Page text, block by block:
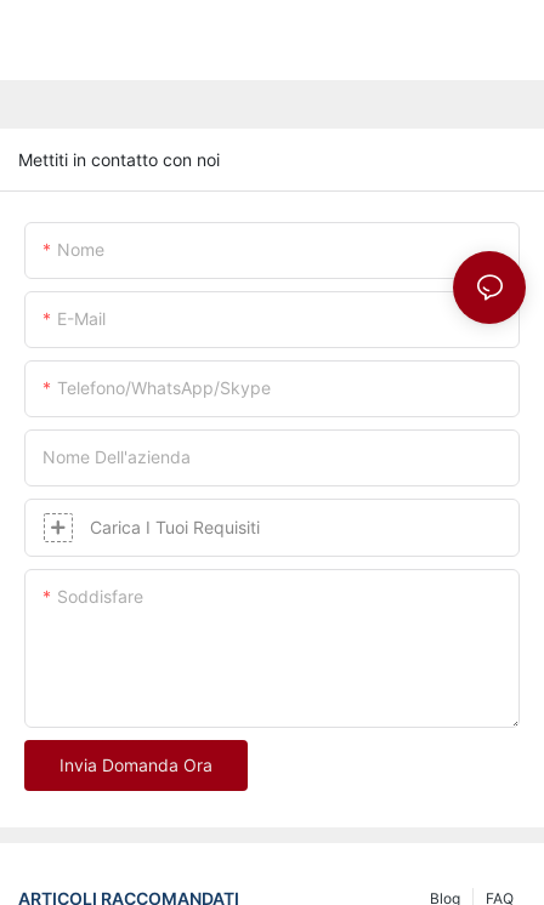
Mettiti in contatto con noi
Nome
E-Mail
Telefono/whatsApp/skype
Nome Dell'azienda
Carica I Tuoi Requisiti
Soddisfare
Invia Domanda Ora
ARTICOLI RACCOMANDATI FAQ
Blog